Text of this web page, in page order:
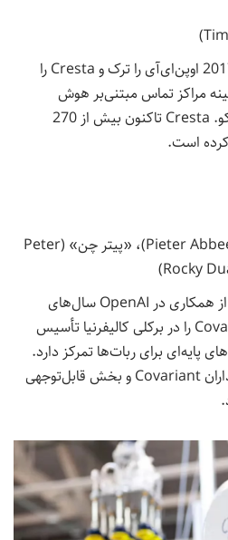
توضیحات: تیم شی سال 2017 اوپن‌ای‌آی را ترک و Cresta را
مراکز تماس مبتنی‌بر هوش
مصنوعی در سان‌فرانسیسکو. Cresta تاکنون بیش از 270
است.
مؤسسین: «پیتر آبیل» (Pieter Abbeel)، «پیتر چن» (Peter
توضیحات: این ۳ نفر پس از همکاری در OpenAI سال‌های
2016-2017 شرکت Covariant را در برکلی کالیفرنیا تأسیس
پایه‌ای برای ربات‌ها تمرکز دارد.
سال 2024 آمازون بنیان‌گذاران Covariant و بخش قابل‌توجهی